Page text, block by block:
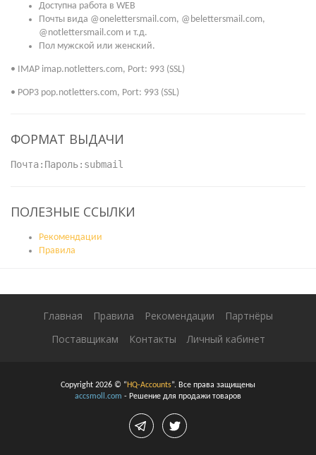
Доступна работа в WEB
Почты вида @onelettersmail.com, @belettersmail.com,
@notlettersmail.com и т.д.
Пол мужской или женский.
• IMAP imap.notletters.com, Port: 993 (SSL)
• POP3 pop.notletters.com, Port: 993 (SSL)
ФОРМАТ ВЫДАЧИ
Почта:Пароль:submail
ПОЛЕЗНЫЕ ССЫЛКИ
Рекомендации
Правила
Главная Правила Рекомендации
Партнёры
Поставщикам
Контакты Личный кабинет
Copyright 2026 © “ HQ-Accounts”. Все права защищены
accsmoll.com - Решение для продажи товаров